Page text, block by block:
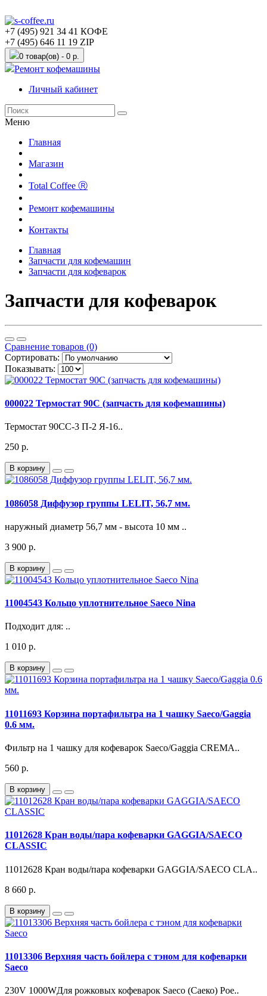
+7 (495) 921 34 41 КОФЕ
+7 (495) 646 11 19 ZIP
0 товар(ов) - 0 р.
Ремонт кофемашины
Личный кабинет
Меню
Главная
Магазин
Total Coffee Ⓡ
Ремонт кофемашины
Контакты
Главная
Запчасти для кофемашин
Запчасти для кофеварок
Запчасти для кофеварок
Сравнение товаров (0)
Сортировать:
Показывать:
000022 Термостат 90С (запчасть для кофемашины)
Термостат 90СС-3 П-2 Я-16..
250 р.
В корзину
1086058 Диффузор группы LELIT, 56,7 мм.
наружный диаметр 56,7 мм - высота 10 мм ..
3 900 р.
В корзину
11004543 Кольцо уплотнительное Saeco Nina
Подходит для: ..
1 010 р.
В корзину
11011693 Корзина портафильтра на 1 чашку Saeco/Gaggia
0.6 мм.
Фильтр на 1 чашку для кофеварок Saeco/Gaggia CREMA..
560 р.
В корзину
11012628 Кран воды/пара кофеварки GAGGIA/SAECO
CLASSIC
11012628 Кран воды/пара кофеварки GAGGIA/SAECO CLA..
8 660 р.
В корзину
11013306 Верхняя часть бойлера с тэном для кофеварки
Saeco
230V 1000WДля рожковых кофеварок Saeco (Саеко) Poe..